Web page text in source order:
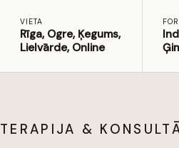
VIETA
Rīga, Ogre, Ķegums,
Lielvārde, Online
TERAPIJA &